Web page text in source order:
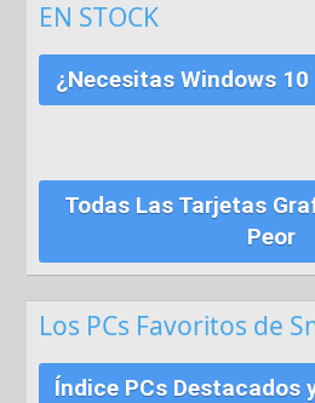
EN STOCK
¿Necesitas Windows
Todas Las Tarjetas
Peor
Los PCs Favoritos de
Índice PCs Destacados